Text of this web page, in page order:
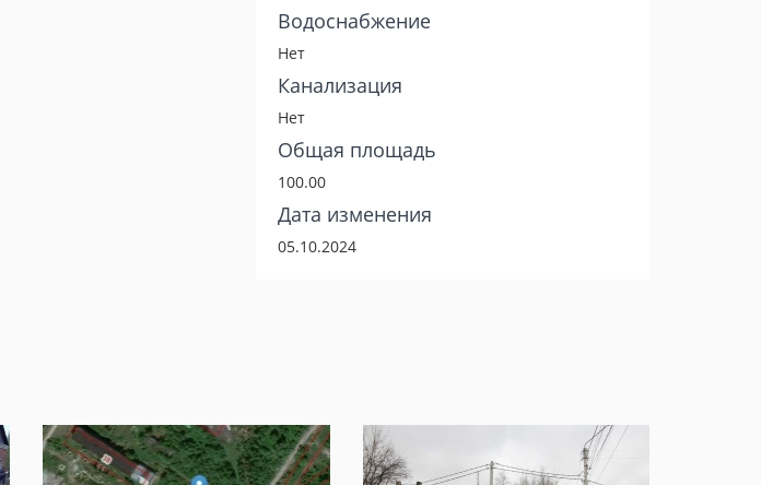
Водоснабжение
Нет
Канализация
Нет
Общая площадь
100.00
Дата изменения
05.10.2024